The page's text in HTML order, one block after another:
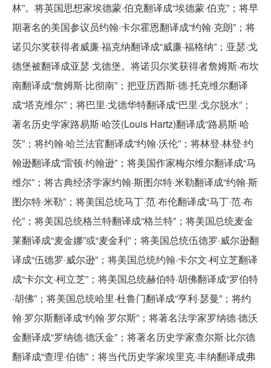
林”。将英国思想家埃德蒙·伯克翻译成“埃德蒙·伯克”；将早
期著名的美国参议员约翰·卡尔霍恩翻译成“约翰·克朗”；将
诺贝尔奖获得者威廉·福克纳翻译成“威廉·福格纳”；亚瑟·戈
德堡被翻译成亚瑟·戈德堡。将诺贝尔奖获得者詹姆斯·布坎
南翻译成“詹姆斯·比彻南”；把亚历西斯·德·托克维尔翻译
成“塔克维尔”；将巴里·戈德华特翻译成“巴里·戈尔脱水”；
著名历史学家路易斯·哈茨(Louis Hartz)翻译成“路易斯·哈
茨”；将约翰·哈兰法官翻译成“约翰·沃伦”；将林登·林登·约
翰逊翻译成“雷顿·约翰逊”；将美国作家梅尔维尔翻译成“马
维尔”；将古典经济学家约翰·斯图尔特·米勒翻译成“约翰·斯
图尔特·米勒”；将美国总统马丁·范·布伦翻译成“马丁·范·布
伦”；将美国总统格兰特翻译成“格兰特”；将美国总统麦金
莱翻译成“麦金娜”或“麦金利”；将美国总统伍德罗·威尔逊翻
译成“伍德罗·威尔逊”；将美国总统约翰·卡尔文·柯立芝翻译
成“卡尔文·柯立芝”；将美国总统赫伯特·胡佛翻译成“罗伯特
·胡佛”；将美国总统哈里·杜鲁门翻译成“亨利·瑟曼”；将约
翰·罗尔斯翻译成“约翰·罗尔斯”；将著名法学家罗纳德·德沃
金翻译成“罗纳德·德沃金”；将著名历史学家查尔斯·比尔德
翻译成“查理·伯德”；将当代历史学家埃里克·丰纳翻译成弗